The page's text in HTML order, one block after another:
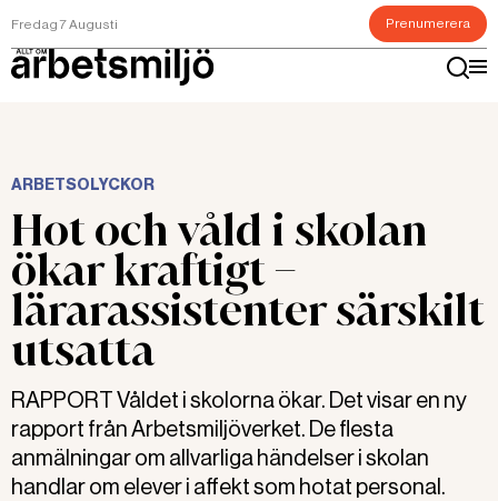
Fredag 7 Augusti Prenumerera
ARBETSOLYCKOR
Hot och våld i skolan
ökar kraftigt –
lärarassistenter särskilt
utsatta
RAPPORT Våldet i skolorna ökar. Det visar en ny
rapport från Arbetsmiljöverket. De flesta
anmälningar om allvarliga händelser i skolan
handlar om elever i affekt som hotat personal.